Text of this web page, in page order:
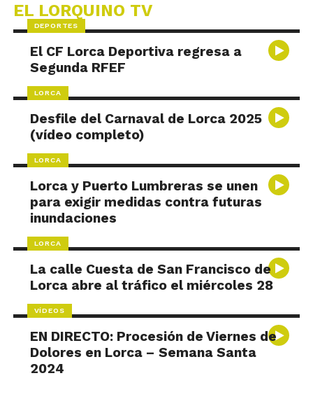
EL LORQUINO TV
DEPORTES
El CF Lorca Deportiva regresa a
Segunda RFEF
LORCA
Desfile del Carnaval de Lorca 2025
(vídeo completo)
LORCA
Lorca y Puerto Lumbreras se unen
para exigir medidas contra futuras
inundaciones
LORCA
La calle Cuesta de San Francisco de
Lorca abre al tráfico el miércoles 28
VÍDEOS
EN DIRECTO: Procesión de Viernes de
Dolores en Lorca – Semana Santa
2024